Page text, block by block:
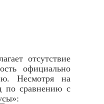
отсутствие
официально
Несмотря на
по сравнению с